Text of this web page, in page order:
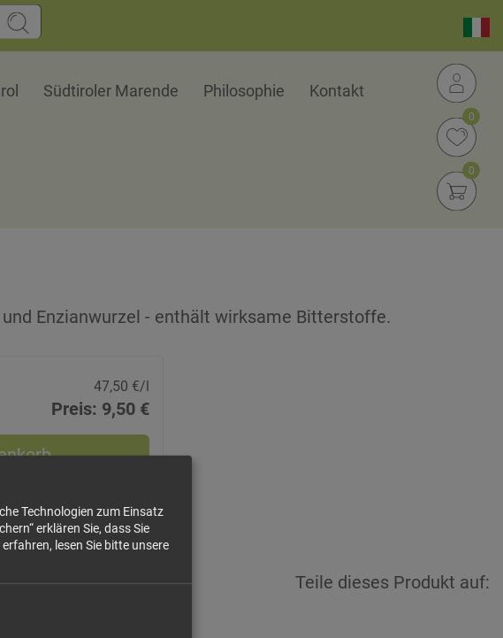
Südtiroler Marende Philosophie Kontakt
0
0
Enzianwurzel - enthält wirksame Bitterstoffe.
47,50 €/l
Preis: 9,50 €
Teile dieses Produkt auf:
Technologien zum Einsatz
erklären Sie, dass Sie
lesen Sie bitte unsere